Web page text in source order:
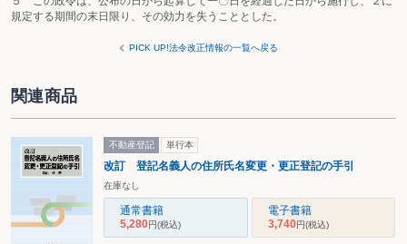
規定する期間の末日限り、その効力を失うこととした。
PICK UP!法令改正情報の一覧へ戻る
関連商品
不動産登記 単行本
改訂 登記名義人の住所氏名変更・更正登記の手引
在庫なし
通常書籍
5,280円(税込)
電子書籍
3,740円(税込)